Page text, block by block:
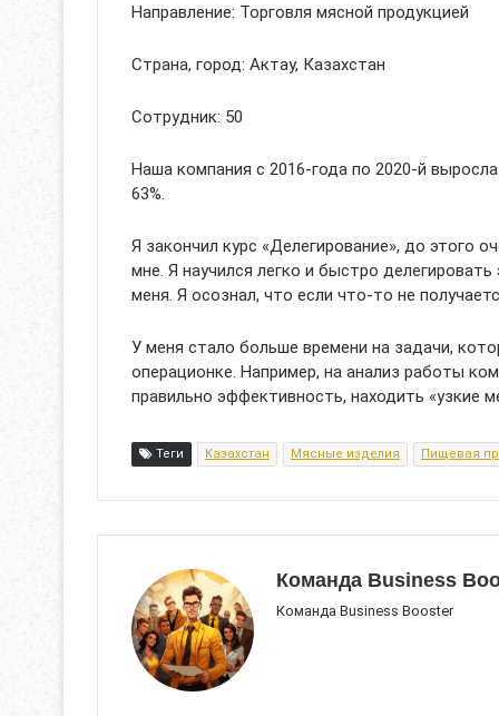
Направление: Торговля мясной продукцией
Страна, город: Актау, Казахстан
Сотрудник: 50
Наша компания с 2016-года по 2020-й
63%.
Я закончил курс «Делегирование», до этого
мне. Я научился легко и быстро
меня. Я осознал, что если что-то не
У меня стало больше времени на задачи,
операционке. Например, на анализ работы
правильно эффективность, находить «узкие
Теги Казахстан Мясные изделия Пищевая
Команда Business
Команда Business Booster